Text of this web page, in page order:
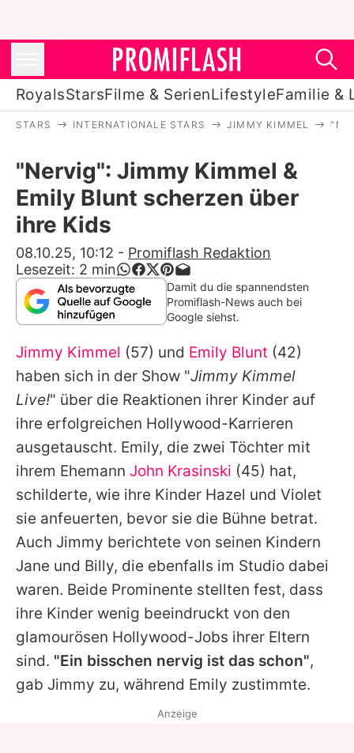
RoyalsStarsFilme & SerienLifestyleFamilie &
Stars
Filme & Serien
Lifestyle
Familie & Liebe
Promiflash Exklusiv
Alle Themen auf Promiflash
Jobs
App runterladen
Team
Redaktionelle Richtlinien
Impressum
Datenschutzerklärung
Utiq verwalten
STARS INTERNATIONALE STARS JIMMY KIMMEL
"Nervig": Jimmy Kimmel &
Emily Blunt scherzen über
ihre Kids
08.10.25, 10:12 - Promiflash Redaktion
Lesezeit: 2 min
Damit du die spannendsten
Promiflash-News auch bei
Google siehst.
Jimmy Kimmel (57) und Emily Blunt (42)
haben sich in der Show "Jimmy Kimmel
Live!" über die Reaktionen ihrer Kinder auf
ihre erfolgreichen Hollywood-Karrieren
ausgetauscht. Emily, die zwei Töchter mit
ihrem Ehemann John Krasinski (45) hat,
schilderte, wie ihre Kinder Hazel und Violet
sie anfeuerten, bevor sie die Bühne betrat.
Auch Jimmy berichtete von seinen Kindern
Jane und Billy, die ebenfalls im Studio dabei
waren. Beide Prominente stellten fest, dass
ihre Kinder wenig beeindruckt von den
glamourösen Hollywood-Jobs ihrer Eltern
sind. "Ein bisschen nervig ist das schon",
gab Jimmy zu, während Emily zustimmte.
Anzeige